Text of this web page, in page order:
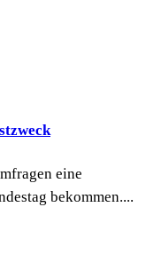
eine
bekommen....